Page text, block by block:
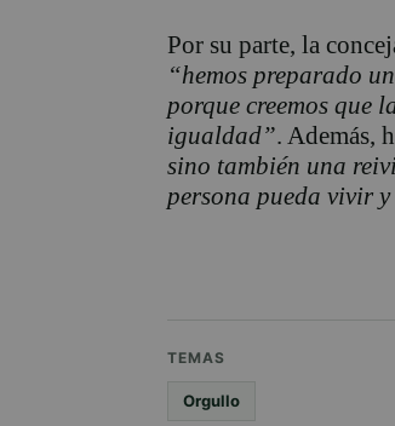
Por su parte, la
“hemos preparado
porque creemos que
igualdad”. Además,
sino también una
persona pueda vivir
TEMAS
Orgullo